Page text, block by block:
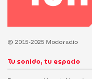
© 2015-2025 Modoradio
Tu sonido, tu espacio